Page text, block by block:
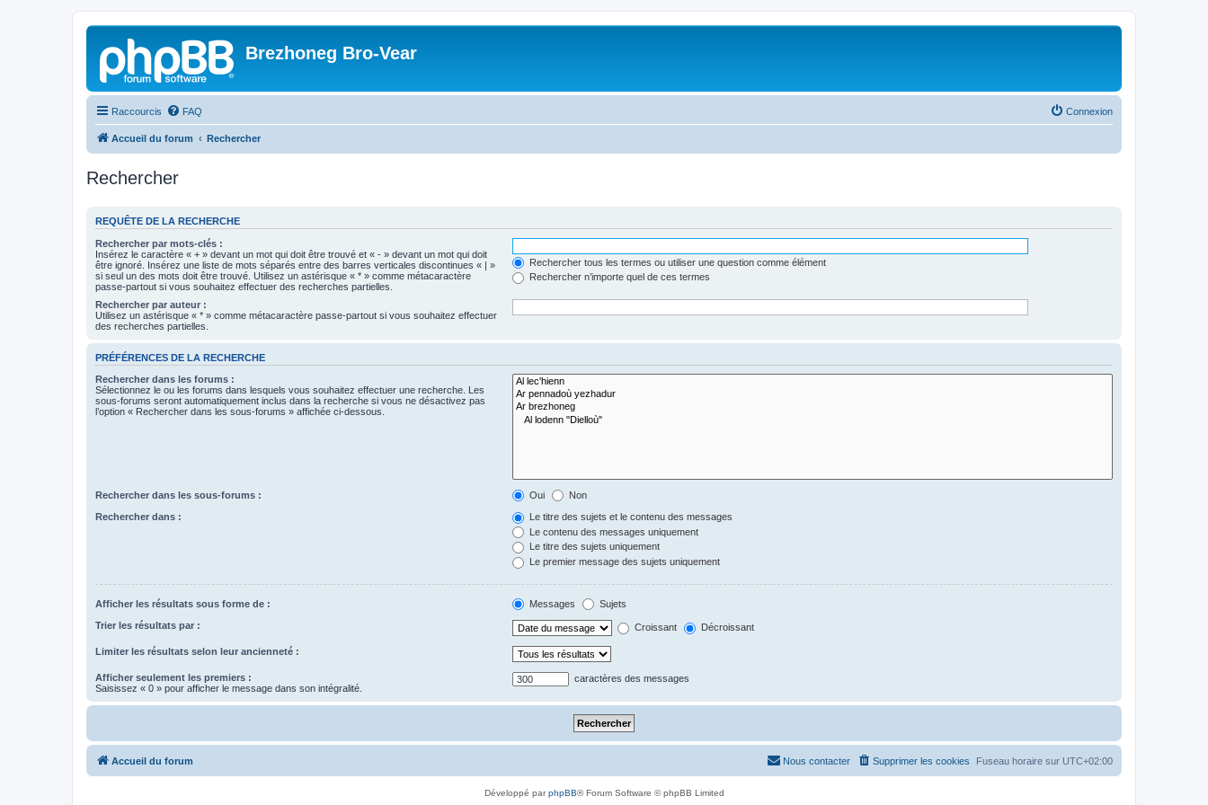
Brezhoneg Bro-Vear
Raccourcis FAQ Connexion
Accueil du forum Rechercher
Rechercher
REQUÊTE DE LA RECHERCHE
Rechercher par mots-clés :
Insérez le caractère « + » devant un mot qui doit être trouvé et « - » devant un mot qui doit
être ignoré. Insérez une liste de mots séparés entre des barres verticales discontinues « | »
si seul un des mots doit être trouvé. Utilisez un astérisque « * » comme métacaractère
passe-partout si vous souhaitez effectuer des recherches partielles.
Rechercher tous les termes ou utiliser une question comme élément
Rechercher n’importe quel de ces termes
Rechercher par auteur :
Utilisez un astérisque « * » comme métacaractère passe-partout si vous souhaitez effectuer
des recherches partielles.
PRÉFÉRENCES DE LA RECHERCHE
Rechercher dans les forums :
Sélectionnez le ou les forums dans lesquels vous souhaitez effectuer une recherche. Les
sous-forums seront automatiquement inclus dans la recherche si vous ne désactivez pas
l’option « Rechercher dans les sous-forums » affichée ci-dessous.
Rechercher dans les sous-forums : Oui Non
Rechercher dans :
Le titre des sujets et le contenu des messages
Le contenu des messages uniquement
Le titre des sujets uniquement
Le premier message des sujets uniquement
Afficher les résultats sous forme de : Messages Sujets
Trier les résultats par : Croissant Décroissant
Limiter les résultats selon leur ancienneté :
Afficher seulement les premiers :
Saisissez « 0 » pour afficher le message dans son intégralité.
caractères des messages
Accueil du forum Fuseau horaire sur UTC+02:00
Supprimer les cookies
Nous contacter
Développé parphpBB® Forum Software © phpBB Limited